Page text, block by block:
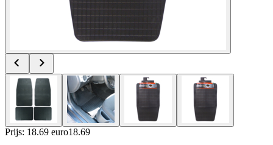
Prijs: 18.69 euro18.69